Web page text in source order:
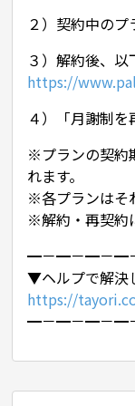
２）契約中の
３）解約後、
https://
４）「月謝制
※プランの契約
れます。
※各プランはそ
※解約・再契約
━－━－━－━
▼ヘルプで解決
https://
━－━－━－━